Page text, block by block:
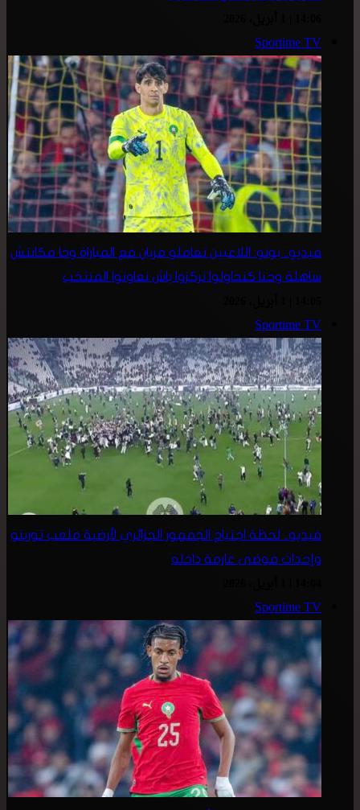
Sportime TV
فيديو.. بونو: اللاعبين تعاملو مزيان مع المباراة وخا مكانتش
ساهلة وحنا كنحاولوا نركزوا باش نعاونوا المنتخب
Sportime TV
فيديو.. لحظة اجتياح الجمهور الجزائري لأرضية ملعب تورينو
وإحداث فوضى عارمة داخله
Sportime TV